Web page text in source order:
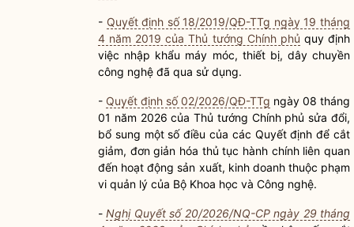
- Quyết định số 18/2019/QĐ-TTg ngày 19 tháng
4 năm 2019 của Thủ tướng Chính phủ quy định
việc nhập khẩu máy móc, thiết bị, dây chuyền
công nghệ đã qua sử dụng.
- Quyết định số 02/2026/QĐ-TTg ngày 08 tháng
01 năm 2026 của Thủ tướng Chính phủ sửa đổi,
bổ sung một số điều của các Quyết định để cắt
giảm, đơn giản hóa thủ tục hành chínhliên quan
đến hoạt động sản xuất, kinh doanh thuộc phạm
vi quản lý của Bộ Khoa học và Công nghệ.
-Nghị Quyết số 20/2026/NQ-CP ngày 29 tháng